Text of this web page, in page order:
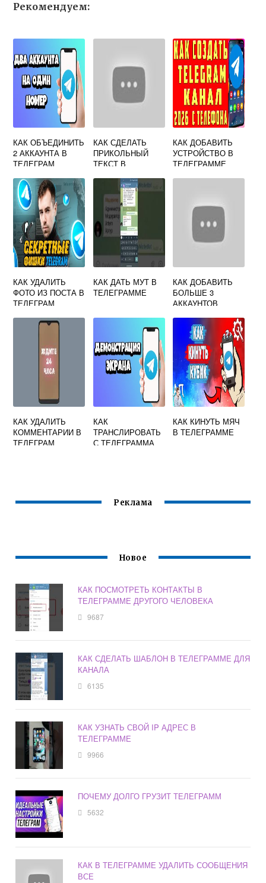
Рекомендуем:
КАК ОБЪЕДИНИТЬ
2 АККАУНТА В
ТЕЛЕГРАМ
КАК СДЕЛАТЬ
ПРИКОЛЬНЫЙ
ТЕКСТ В
КАК ДОБАВИТЬ
УСТРОЙСТВО В
ТЕЛЕГРАММЕ
КАК УДАЛИТЬ
ФОТО ИЗ ПОСТА В
ТЕЛЕГРАМ
КАК ДАТЬ МУТ В
ТЕЛЕГРАММЕ
КАК ДОБАВИТЬ
БОЛЬШЕ 3
АККАУНТОВ
КАК УДАЛИТЬ
КОММЕНТАРИИ В
ТЕЛЕГРАМ
КАК
ТРАНСЛИРОВАТЬ
С ТЕЛЕГРАММА
КАК КИНУТЬ МЯЧ
В ТЕЛЕГРАММЕ
Реклама
Новое
КАК ПОСМОТРЕТЬ КОНТАКТЫ В
ТЕЛЕГРАММЕ ДРУГОГО ЧЕЛОВЕКА
9687
КАК СДЕЛАТЬ ШАБЛОН В ТЕЛЕГРАММЕ ДЛЯ
КАНАЛА
6135
КАК УЗНАТЬ СВОЙ IP АДРЕС В
ТЕЛЕГРАММЕ
9966
ПОЧЕМУ ДОЛГО ГРУЗИТ ТЕЛЕГРАММ
5632
КАК В ТЕЛЕГРАММЕ УДАЛИТЬ СООБЩЕНИЯ
ВСЕ